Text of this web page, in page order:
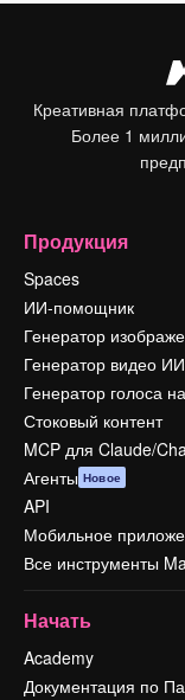
Креативная
Более 1
Продукция
Spaces
ИИ-помощник
Генератор
Генератор видео ИИ
Генератор голоса
Стоковый контент
MCP для Claude/
Агенты Новое
API
Мобильное
Все инструменты
Начать
Academy
Документация по